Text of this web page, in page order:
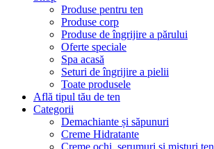
Produse pentru ten
Produse corp
Produse de îngrijire a părului
Oferte speciale
Spa acasă
Seturi de îngrijire a pielii
Toate produsele
Află tipul tău de ten
Categorii
Demachiante și săpunuri
Creme Hidratante
Creme ochi, serumuri și misturi ten